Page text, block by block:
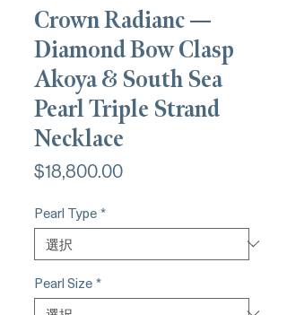
Crown Radianc —
Diamond Bow Clasp
Akoya & South Sea
Pearl Triple Strand
Necklace
$18,800.00価
Pearl Type*
Pearl Size*